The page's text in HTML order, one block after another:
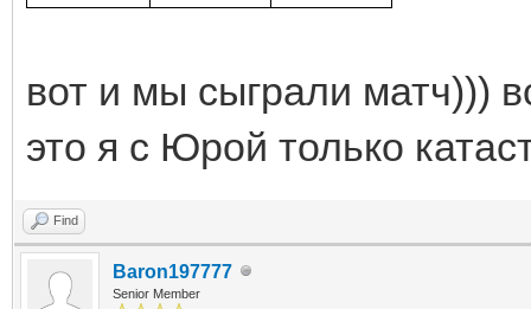
вот и мы сыграли матч)))
это я с Юрой только
Find
Baron197777
Senior Member